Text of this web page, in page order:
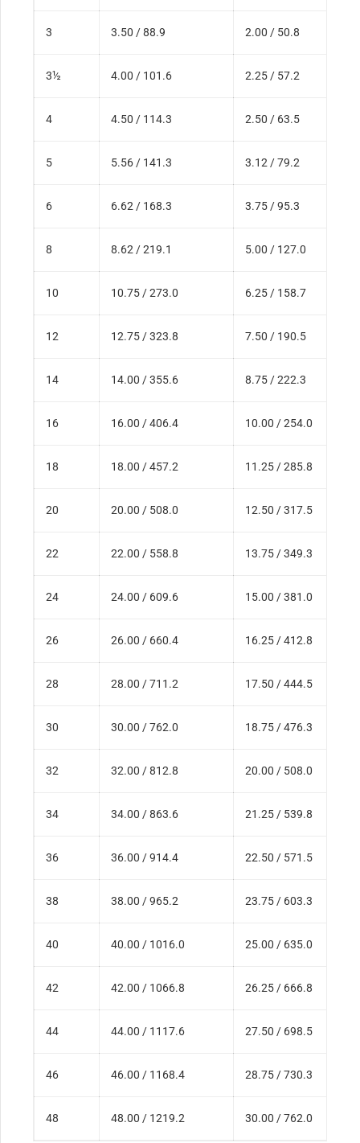
3 3.50 / 88.9 2.00 / 50.8
3½ 4.00 / 101.6 2.25 / 57.2
4 4.50 / 114.3 2.50 / 63.5
5 5.56 / 141.3 3.12 / 79.2
6 6.62 / 168.3 3.75 / 95.3
8 8.62 / 219.1 5.00 / 127.0
10 10.75 / 273.0 6.25 / 158.7
12 12.75 / 323.8 7.50 / 190.5
14 14.00 / 355.6 8.75 / 222.3
16 16.00 / 406.4 10.00 / 254.0
18 18.00 / 457.2 11.25 / 285.8
20 20.00 / 508.0 12.50 / 317.5
22 22.00 / 558.8 13.75 / 349.3
24 24.00 / 609.6 15.00 / 381.0
26 26.00 / 660.4 16.25 / 412.8
28 28.00 / 711.2 17.50 / 444.5
30 30.00 / 762.0 18.75 / 476.3
32 32.00 / 812.8 20.00 / 508.0
34 34.00 / 863.6 21.25 / 539.8
36 36.00 / 914.4 22.50 / 571.5
38 38.00 / 965.2 23.75 / 603.3
40 40.00 / 1016.0 25.00 / 635.0
42 42.00 / 1066.8 26.25 / 666.8
44 44.00 / 1117.6 27.50 / 698.5
46 46.00 / 1168.4 28.75 / 730.3
48 48.00 / 1219.2 30.00 / 762.0